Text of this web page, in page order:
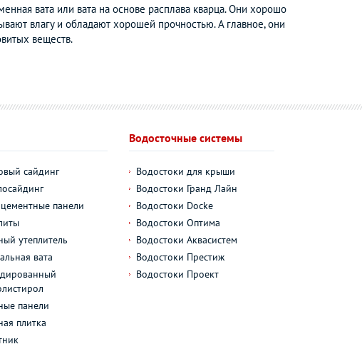
вата или вата на основе расплава кварца. Они хорошо
влагу и обладают хорошей прочностью. А главное, они
веществ.
сайдинг
панели
утеплитель
вата
панели
плитка
Водосточные системы
Водостоки для крыши
Водостоки Гранд Лайн
Водостоки Docke
Водостоки Оптима
Водостоки Аквасистем
Водостоки Престиж
Водостоки Проект